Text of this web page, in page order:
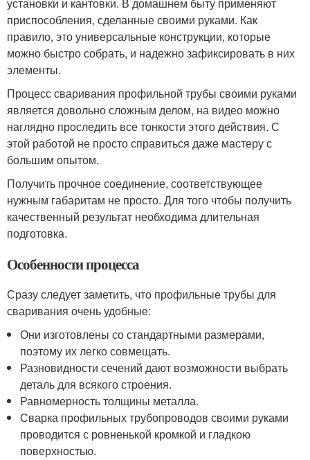
установки и кантовки. В домашнем быту применяют
приспособления, сделанные своими руками. Как
правило, это универсальные конструкции, которые
можно быстро собрать, и надежно зафиксировать в них
элементы.
Процесс сваривания профильной трубы своими руками
является довольно сложным делом, на видео можно
наглядно проследить все тонкости этого действия. С
этой работой не просто справиться даже мастеру с
большим опытом.
Получить прочное соединение, соответствующее
нужным габаритам не просто. Для того чтобы получить
качественный результат необходима длительная
подготовка.
Особенности процесса
Сразу следует заметить, что профильные трубы для
сваривания очень удобные:
Они изготовлены со стандартными размерами,
поэтому их легко совмещать.
Разновидности сечений дают возможности выбрать
деталь для всякого строения.
Равномерность толщины металла.
Сварка профильных трубопроводов своими руками
проводится с ровненькой кромкой и гладкою
поверхностью.